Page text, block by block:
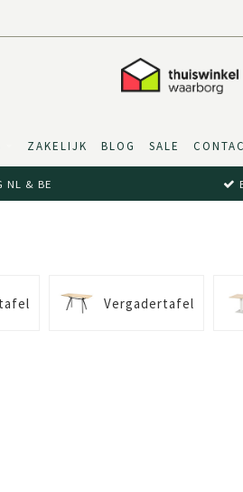
ZAKELIJK BLOG SALE
NL & BE
Vergadertafel